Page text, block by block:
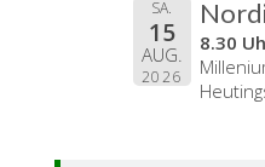
SA.
15
AUG.
2026
8.30